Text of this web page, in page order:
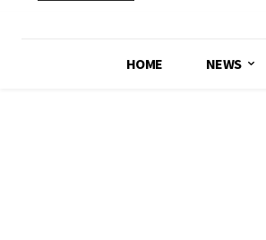
con TBM del
HOME NEWS